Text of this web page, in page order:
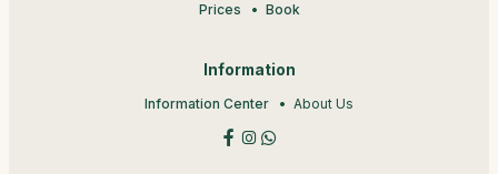
Prices Book
Information
Information Center About Us